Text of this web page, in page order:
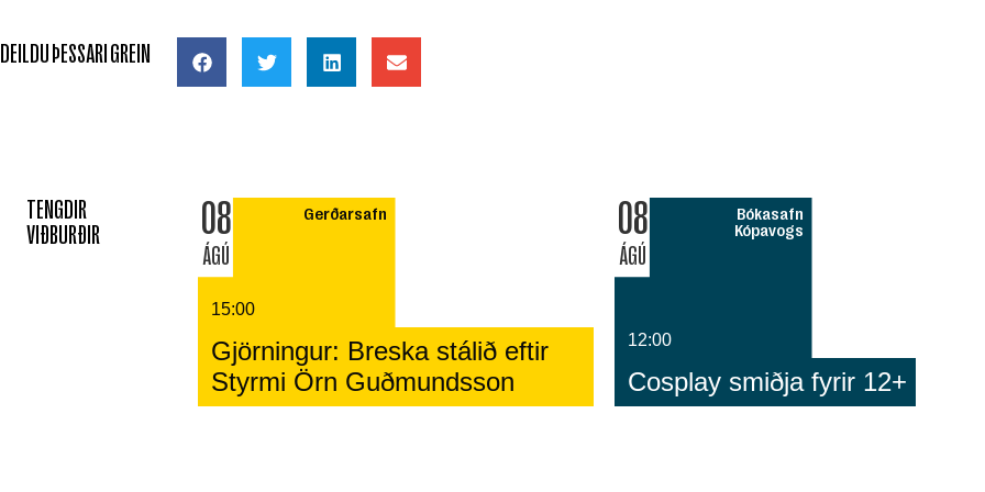
DEILDU ÞESSARI GREIN
TENGDIR
VIÐBURÐIR
08
ÁGÚ
Gerðarsafn
15:00
Gjörningur: Breska stálið eftir
Styrmi Örn Guðmundsson
08
ÁGÚ
Bókasafn
Kópavogs
12:00
Cosplay smiðja fyrir 12+